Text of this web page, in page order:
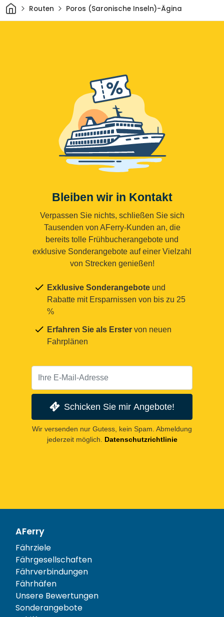
HeimRouten Poros (Saronische Inseln)-Ägina
Bleiben wir in Kontakt
Verpassen Sie nichts, schließen Sie sich
Tausenden von AFerry-Kunden an, die
bereits tolle Frühbucherangebote und
exklusive Sonderangebote auf einer Vielzahl
von Strecken genießen!
Exklusive Sonderangebote und
Rabatte mit Ersparnissen von bis zu 25
%
Erfahren Sie als Erster von neuen
Fahrplänen
Schicken Sie mir Angebote!
Wir versenden nur Gutess, kein Spam. Abmeldung
jederzeit möglich.
Datenschutzrichtlinie
AFerry
Fährziele
Fährgesellschaften
Fährverbindungen
Fährhäfen
Unsere Bewertungen
Sonderangebote